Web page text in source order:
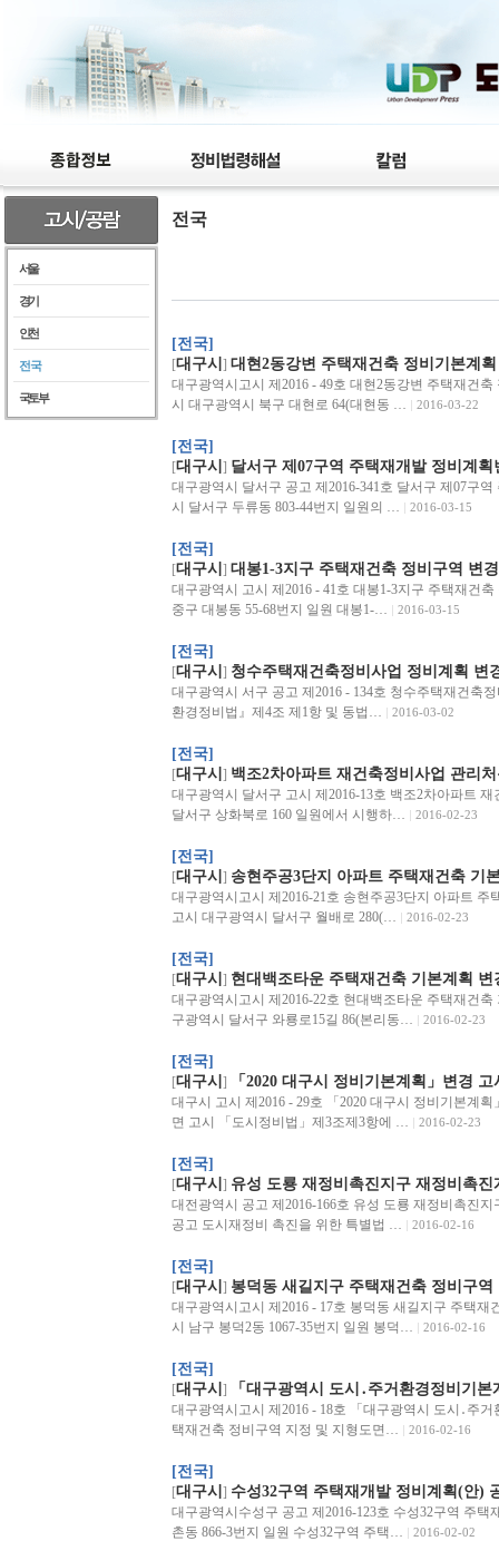
서울
경기
인천
전국
국토부
전국
[전국]
[대구시 ] 대현2동강변 주택재건축 정비기본계
대구광역시고시 제2016 - 49호 대현2동강변 주택재건
시 대구광역시 북구 대현로 64(대현동 …
2016-03-22
[전국]
[대구시 ] 달서구 제07구역 주택재개발 정비계
대구광역시 달서구 공고 제2016-341호 달서구 제07구
시 달서구 두류동 803-44번지 일원의 …
2016-03-15
[전국]
[대구시 ] 대봉1-3지구 주택재건축 정비구역 변
대구광역시 고시 제2016 - 41호 대봉1-3지구 주택재건
중구 대봉동 55-68번지 일원 대봉1-…
2016-03-15
[전국]
[대구시 ] 청수주택재건축정비사업 정비계획 변
대구광역시 서구 공고 제2016 - 134호 청수주택재건축
환경정비법』제4조 제1항 및 동법…
2016-03-02
[전국]
[대구시 ] 백조2차아파트 재건축정비사업 관리
대구광역시 달서구 고시 제2016-13호 백조2차아파트
달서구 상화북로 160 일원에서 시행하…
2016-02-23
[전국]
[대구시 ] 송현주공3단지 아파트 주택재건축 기
대구광역시고시 제2016-21호 송현주공3단지 아파트
고시 대구광역시 달서구 월배로 280(…
2016-02-23
[전국]
[대구시 ] 현대백조타운 주택재건축 기본계획
대구광역시고시 제2016-22호 현대백조타운 주택재건
구광역시 달서구 와룡로15길 86(본리동…
2016-02-23
[전국]
[대구시 ] 「2020 대구시 정비기본계획」변경
대구시 고시 제2016 - 29호 「2020 대구시 정비기본계
면 고시 「도시정비법」제3조제3항에 …
2016-02-23
[전국]
[대구시 ] 유성 도룡 재정비촉진지구 재정비촉
대전광역시 공고 제2016-166호 유성 도룡 재정비촉진
공고 도시재정비 촉진을 위한 특별법 …
2016-02-16
[전국]
[대구시 ] 봉덕동 새길지구 주택재건축 정비구
대구광역시고시 제2016 - 17호 봉덕동 새길지구 주택
시 남구 봉덕2동 1067-35번지 일원 봉덕…
2016-02-16
[전국]
[대구시 ] 「대구광역시 도시․주거환경정비기
대구광역시고시 제2016 - 18호 「대구광역시 도시․주
택재건축 정비구역 지정 및 지형도면…
2016-02-16
[전국]
[대구시 ] 수성32구역 주택재개발 정비계획(안)
대구광역시수성구 공고 제2016-123호 수성32구역 주
촌동 866-3번지 일원 수성32구역 주택…
2016-02-02